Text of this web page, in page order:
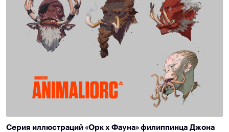
Серия иллюстраций «Орк х Фауна» филиппинца Джона